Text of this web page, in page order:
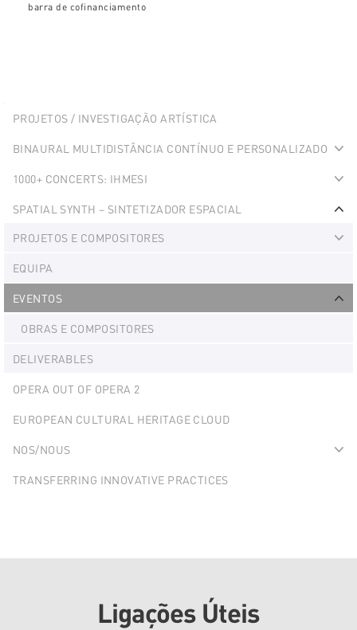
barra de cofinanciamento
Portlet
PROJETOS / INVESTIGAÇÃO ARTÍSTICA
BINAURAL MULTIDISTÂNCIA CONTÍNUO E PERSONALIZADO
1000+ CONCERTS: IHMESI
SPATIAL SYNTH – SINTETIZADOR ESPACIAL
PROJETOS E COMPOSITORES
EQUIPA
EVENTOS
OBRAS E COMPOSITORES
DELIVERABLES
OPERA OUT OF OPERA 2
EUROPEAN CULTURAL HERITAGE CLOUD
NOS/NOUS
TRANSFERRING INNOVATIVE PRACTICES
Ligações Úteis